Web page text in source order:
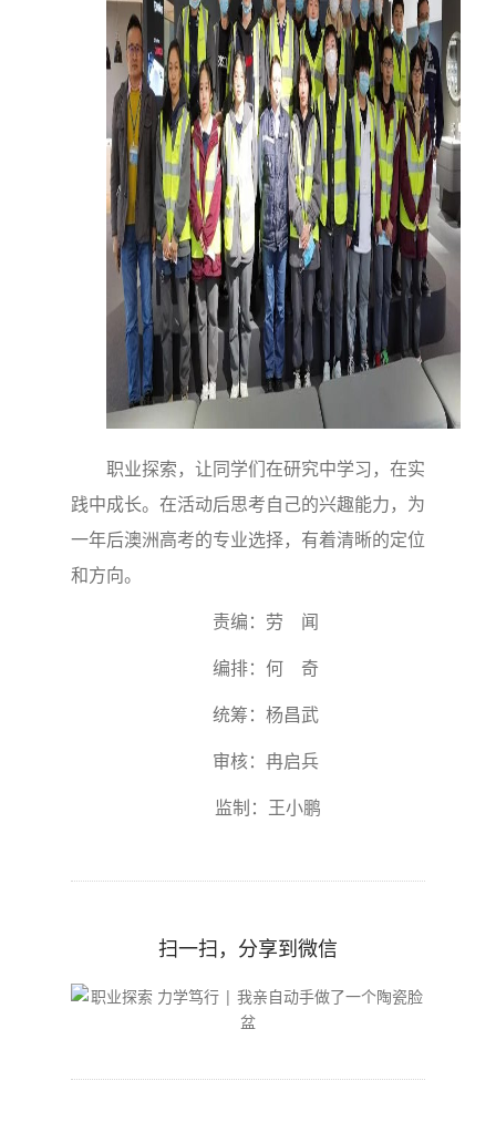
职业探索，让同学们在研究中学习，在实
践中成长。在活动后思考自己的兴趣能力，为
一年后澳洲高考的专业选择，有着清晰的定位
和方向。
责编：劳 闻
编排：何 奇
统筹：杨昌武
审核：冉启兵
监制：王小鹏
扫一扫，分享到微信